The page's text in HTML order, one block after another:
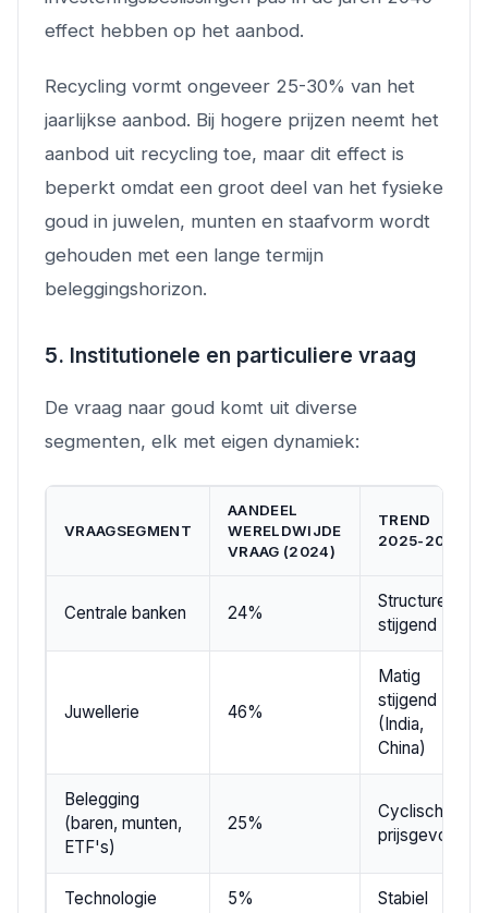
effect hebben op het aanbod.
Recycling vormt ongeveer 25-30% van het
jaarlijkse aanbod. Bij hogere prijzen neemt het
aanbod uit recycling toe, maar dit effect is
beperkt omdat een groot deel van het fysieke
goud in juwelen, munten en staafvorm wordt
gehouden met een lange termijn
beleggingshorizon.
5. Institutionele en particuliere vraag
De vraag naar goud komt uit diverse
segmenten, elk met eigen dynamiek:
VRAAGSEGMENT
AANDEEL
WERELDWIJDE
VRAAG (2024)
TREND
2025-2026
Centrale banken 24%
Structureel
stijgend
Juwellerie 46%
Matig
stijgend
(India,
China)
Belegging
(baren, munten,
ETF's)
25%
Cyclisch,
prijsgevoelig
Technologie 5% Stabiel